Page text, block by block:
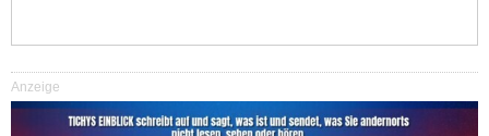
Anzeige